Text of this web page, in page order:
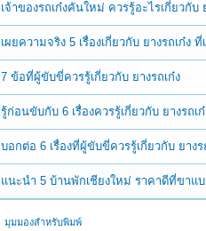
เจ้าของรถเก๋งคันใหม่ ควรรู้อะไรเกี่ยวกับ
เผยความจริง 5 เรื่องเกี่ยวกับ ยางรถเก๋ง
7 ข้อที่ผู้ขับขี่ควรรู้เกี่ยวกับ ยางรถเก๋ง
รู้ก่อนขับกับ 6 เรื่องควรรู้เกี่ยวกับ ยางรถเ
บอกต่อ 6 เรื่องที่ผู้ขับขี่ควรรู้เกี่ยวกับ ยางร
แนะนำ 5 บ้านพักเชียงใหม่ ราคาดีที่ขาแบ
มุมมองสำหรับพิมพ์